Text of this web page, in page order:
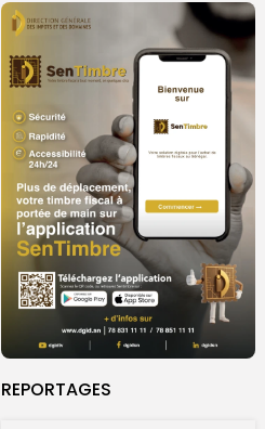
REPORTAGES